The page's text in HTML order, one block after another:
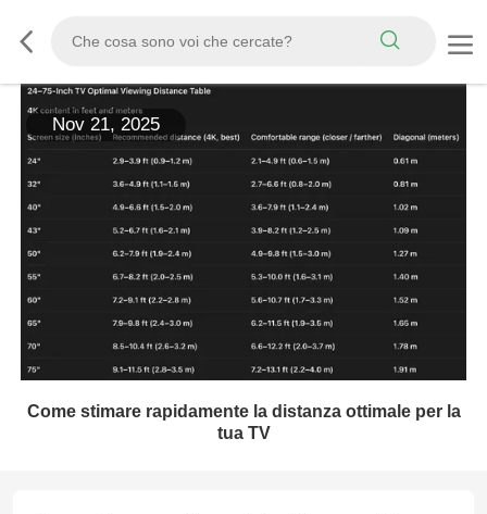
Nov 21, 2025
Come stimare rapidamente la distanza ottimale per la
tua TV